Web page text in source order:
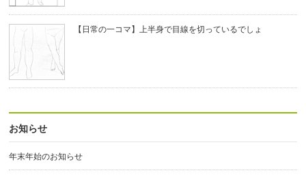
【日常の一コマ】上半身で目線を切っているでしょ
お知らせ
年末年始のお知らせ